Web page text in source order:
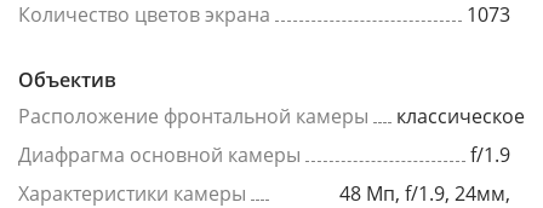
Количество цветов экрана
1073
Объектив
Расположение фронтальной камеры
классическое
Диафрагма основной камеры
f/1.9
Характеристики камеры
48 Мп, f/1.9, 24мм,